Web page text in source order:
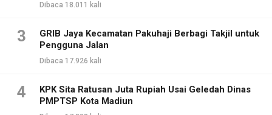
Dibaca 18.011 kali
3
GRIB Jaya Kecamatan Pakuhaji Berbagi Takjil untuk
Pengguna Jalan
Dibaca 17.926 kali
4
KPK Sita Ratusan Juta Rupiah Usai Geledah Dinas
PMPTSP Kota Madiun